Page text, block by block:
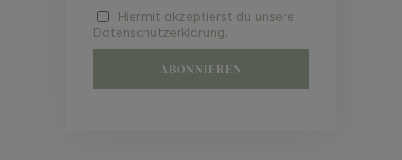
Hiermit akzeptierst du unsere
Datenschutzerklärung.